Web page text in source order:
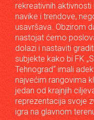
rekreativnih
navike i trendove,
usavršava. Obzirom
nastojat ćemo
dolazi i nastaviti
subjekte kako bi FK
Tehnograd“ imali
najvećim rangovima
jedan od krajnjih
reprezentacija svoje
igra na glavnom